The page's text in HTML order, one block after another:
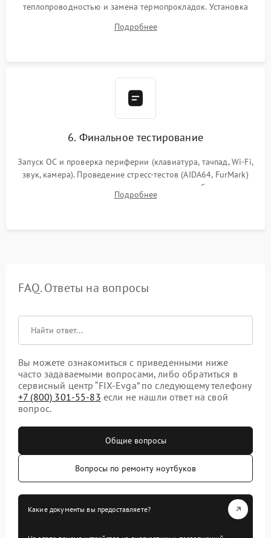
теплопроводностью и замена термопрокладок. Установка
шлейфов, модулей памяти и накопителей. Предварительная
Подробнее
6. Финальное тестирование
Запуск ОС и проверка периферии (клавиатура, тачпад, Wi-Fi,
звук, камера). Проведение стресс-тестов (AIDA64, FurMark)
для контроля температурного режима и стабильности
системы под пиковой нагрузкой.
Подробнее
FAQ. Ответы на вопросы
Вы можете ознакомиться с приведенными ниже
часто задаваемыми вопросами, либо обратиться в
сервисный центр “FIX-Evga” по следующему телефону
+7 (800) 301-55-83 если не нашли ответ на свой
вопрос.
Общие вопросы
Вопросы по ремонту ноутбуков
Какие документы вы предоставляете?